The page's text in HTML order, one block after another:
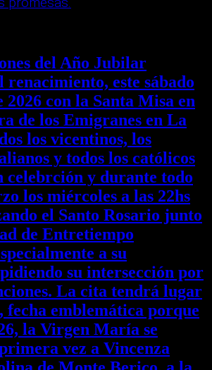
del Año Jubilar
este sábado
2026 con la Santa Misa en
de los Emigranes en La
los vicentinos, los
y todos los católicos
celebrción y durante todo
los miércoles a las 22hs
el Santo Rosario junto
de Entretiempo
a su
su intersección por
La cita tendrá lugar
fecha emblemática porque
la Virgen María se
vez a Vincenza